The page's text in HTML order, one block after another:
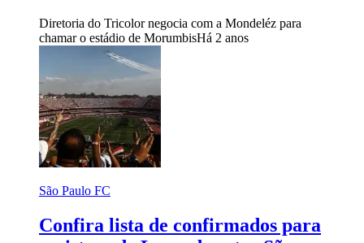
Diretoria do Tricolor negocia com a Mondeléz para
chamar o estádio de MorumbisHá 2 anos
São Paulo FC
Confira lista de confirmados para